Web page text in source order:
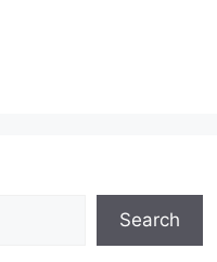
Search